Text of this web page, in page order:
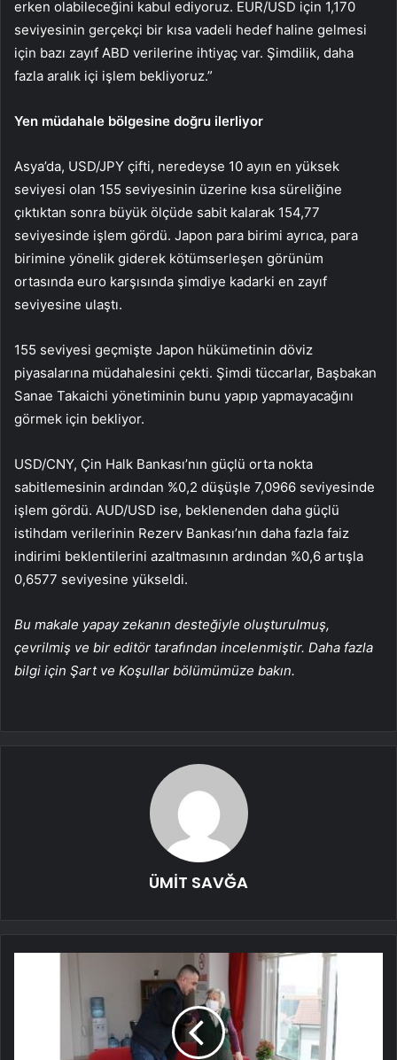
erken olabileceğini kabul ediyoruz. EUR/USD için 1,170
seviyesinin gerçekçi bir kısa vadeli hedef haline gelmesi
için bazı zayıf ABD verilerine ihtiyaç var. Şimdilik, daha
fazla aralık içi işlem bekliyoruz.”
Yen müdahale bölgesine doğru ilerliyor
Asya’da, USD/JPY çifti, neredeyse 10 ayın en yüksek
seviyesi olan 155 seviyesinin üzerine kısa süreliğine
çıktıktan sonra büyük ölçüde sabit kalarak 154,77
seviyesinde işlem gördü. Japon para birimi ayrıca, para
birimine yönelik giderek kötümserleşen görünüm
ortasında euro karşısında şimdiye kadarki en zayıf
seviyesine ulaştı.
155 seviyesi geçmişte Japon hükümetinin döviz
piyasalarına müdahalesini çekti. Şimdi tüccarlar, Başbakan
Sanae Takaichi yönetiminin bunu yapıp yapmayacağını
görmek için bekliyor.
USD/CNY, Çin Halk Bankası’nın güçlü orta nokta
sabitlemesinin ardından %0,2 düşüşle 7,0966 seviyesinde
işlem gördü. AUD/USD ise, beklenenden daha güçlü
istihdam verilerinin Rezerv Bankası’nın daha fazla faiz
indirimi beklentilerini azaltmasının ardından %0,6 artışla
0,6577 seviyesine yükseldi.
Bu makale yapay zekanın desteğiyle oluşturulmuş,
çevrilmiş ve bir editör tarafından incelenmiştir. Daha fazla
bilgi için Şart ve Koşullar bölümümüze bakın.
ÜMİT SAVĞA